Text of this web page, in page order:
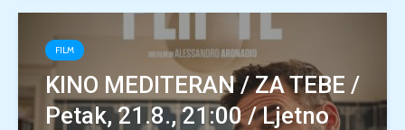
FILM
KINO MEDITERAN / ZA TEBE /
Petak, 21.8., 21:00 / Ljetno